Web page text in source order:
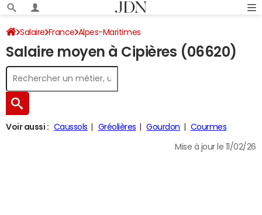
Salaire France Alpes-Maritimes
Salaire moyen à Cipières (06620)
Voir aussi : Caussols Gréolières Gourdon Courmes
Mise à jour le 11/02/26